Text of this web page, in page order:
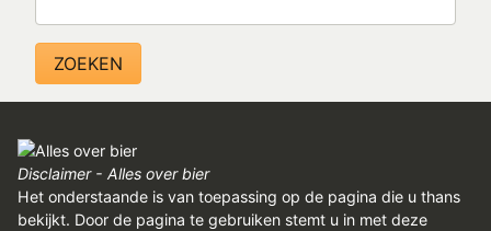
Disclaimer - Alles over bier
Het onderstaande is van toepassing op de pagina die u thans
bekijkt. Door de pagina te gebruiken stemt u in met deze